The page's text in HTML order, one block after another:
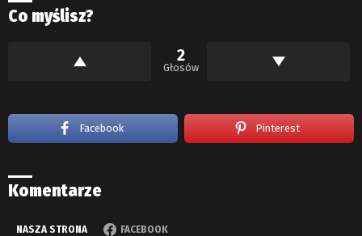
Co myślisz?
2
Głosów
Facebook Pinterest
Komentarze
NASZA STRONA FACEBOOK